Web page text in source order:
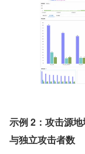
示例 2：攻击源
与独立攻击者数